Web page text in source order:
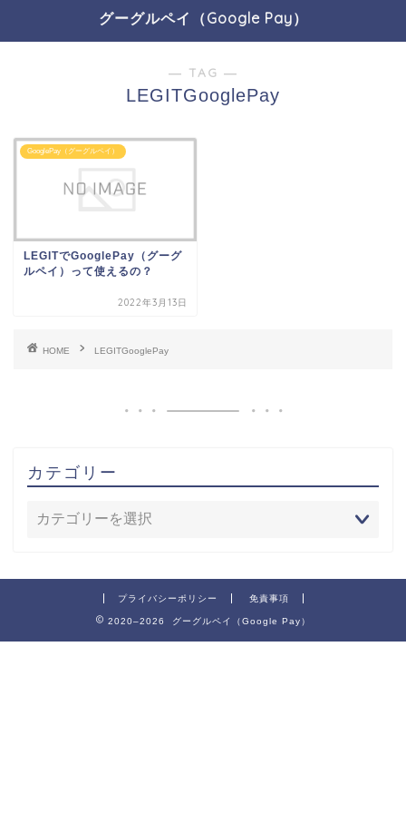
グーグルペイ（Google Pay）
― TAG ―
LEGITGooglePay
GooglePay（グーグルペイ）
LEGITでGooglePay（グーグ
ルペイ）って使えるの？
2022年3月13日
HOME LEGITGooglePay
カテゴリー
プライバシーポリシー 免責事項
2020–2026 グーグルペイ（Google Pay）